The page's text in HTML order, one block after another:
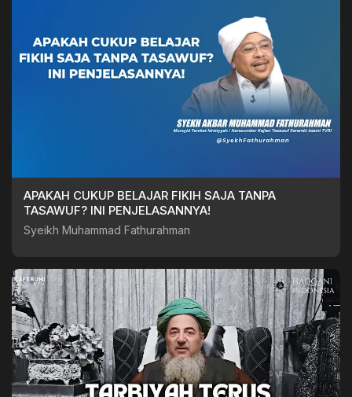
APAKAH CUKUP BELAJAR FIKIH SAJA TANPA
TASAWUF? INI PENJELASANNYA!
Syeikh Muhammad Fathurahman